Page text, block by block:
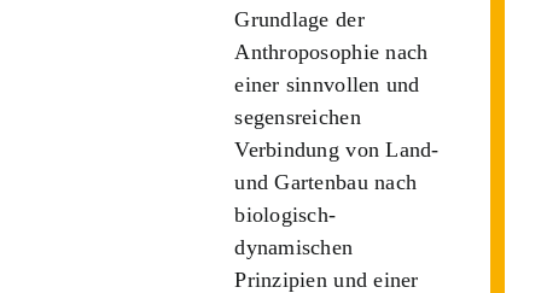
Grundlage der
Anthroposophie nach
einer sinnvollen und
segensreichen
Verbindung von Land-
und Gartenbau nach
biologisch-
dynamischen
Prinzipien und einer